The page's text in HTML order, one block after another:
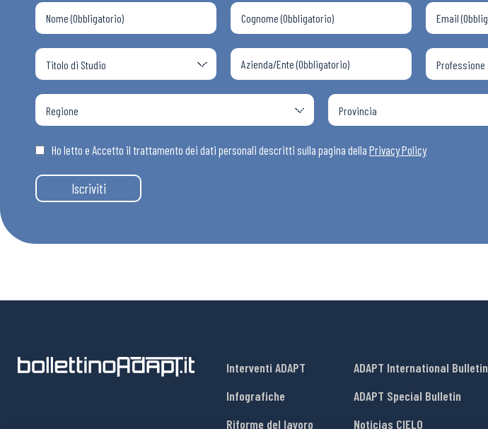
Bollettini ADAPT
Articoli
Osservatori
Ho letto e Accetto il trattamento dei dati personali descritti sulla pagina della Privacy Policy
Iscriviti
Interventi ADAPT
Infografiche
Riforme del lavoro
ADAPT International Bulletin
ADAPT Special Bulletin
Noticias CIELO